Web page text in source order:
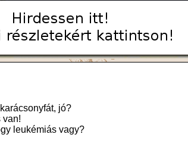
jó?
van!
leukémiás vagy?